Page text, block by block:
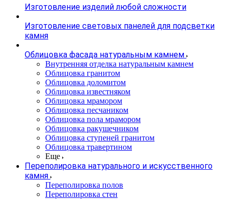
Изготовление изделий любой сложности
Изготовление световых панелей для подсветки
камня
Облицовка фасада натуральным камнем
Внутренняя отделка натуральным камнем
Облицовка гранитом
Облицовка доломитом
Облицовка известняком
Облицовка мрамором
Облицовка песчаником
Облицовка пола мрамором
Облицовка ракушечником
Облицовка ступеней гранитом
Облицовка травертином
Еще
Переполировка натурального и искусственного
камня
Переполировка полов
Переполировка стен